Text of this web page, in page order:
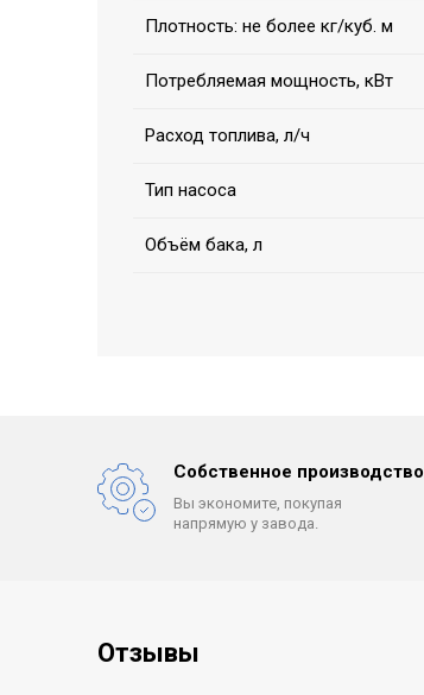
Плотность: не более кг/куб. м
Потребляемая мощность, кВт
Расход топлива, л/ч
Тип насоса
Объём бака, л
Собственное производство
Вы экономите, покупая
напрямую у завода.
Отзывы